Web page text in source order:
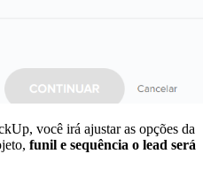
você irá ajustar as opções da
funil e sequência o lead será